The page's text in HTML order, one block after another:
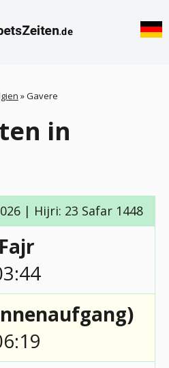
»Gavere
in
| Hijri: 23 Safar 1448
Fajr